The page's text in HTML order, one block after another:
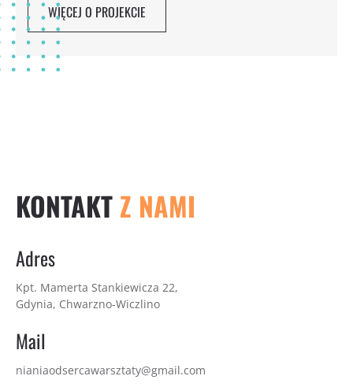
WIĘCEJ O PROJEKCIE
KONTAKT Z NAMI
Adres
Kpt. Mamerta Stankiewicza 22,
Gdynia, Chwarzno-Wiczlino
Mail
nianiaodsercawarsztaty@gmail.com